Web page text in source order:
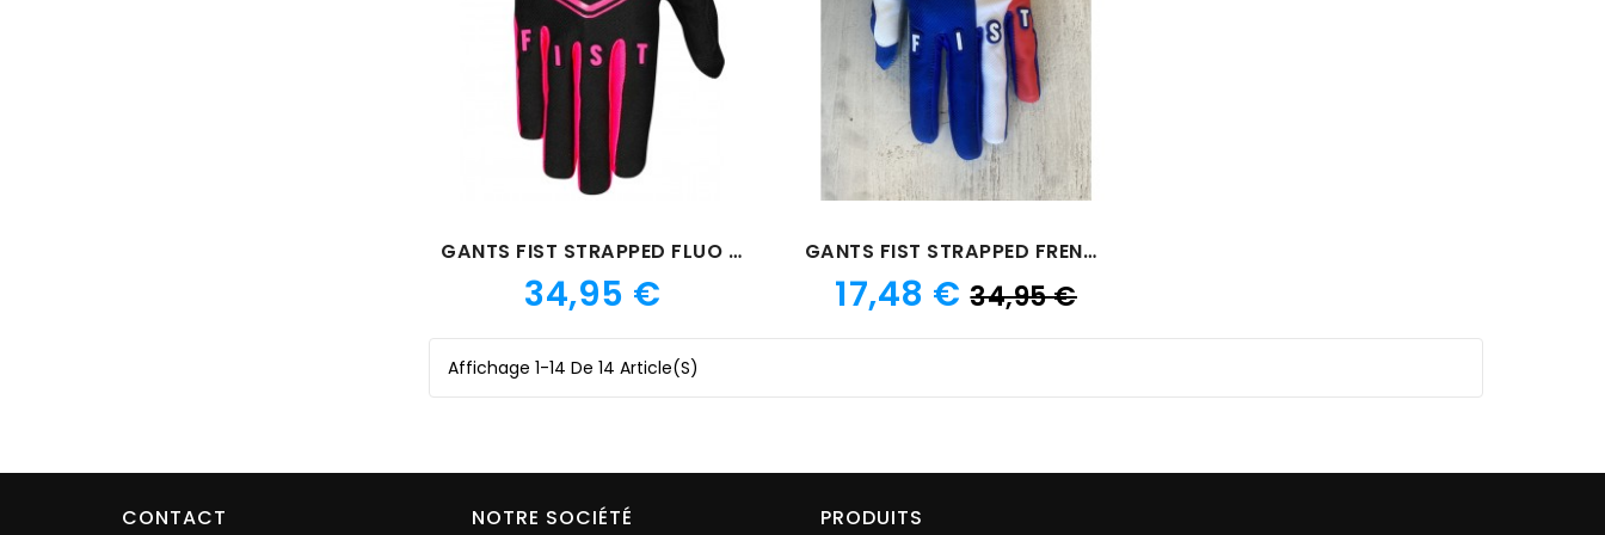
GANTS FIST STRAPPED FLUO ROSE
Prix
34,95 €
GANTS FIST STRAPPED FRENCH TLD
Prix
17,48 € 34,95 €Prix
de
Affichage 1-14 De 14 Article(s)
CONTACT NOTRE SOCIÉTÉ PRODUITS